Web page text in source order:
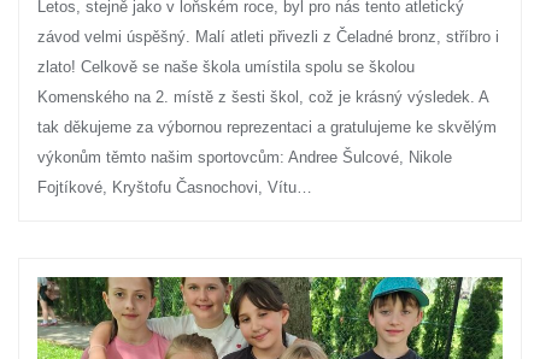
Letos, stejně jako v loňském roce, byl pro nás tento atletický
závod velmi úspěšný. Malí atleti přivezli z Čeladné bronz, stříbro i
zlato! Celkově se naše škola umístila spolu se školou
Komenského na 2. místě z šesti škol, což je krásný výsledek. A
tak děkujeme za výbornou reprezentaci a gratulujeme ke skvělým
výkonům těmto našim sportovcům: Andree Šulcové, Nikole
Fojtíkové, Kryštofu Časnochovi, Vítu…